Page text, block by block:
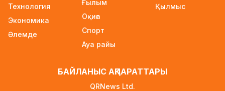
2 күн бұрын
Ауылға көшетін IT-мамандар мен
архивистерге 10,8 млн теңгеге дейін тұрғын
үй несиесі берілуі мүмкін
Футболдан Қазақстан құрамасына жаңа бас
Технология
Экономика
Әлемде
Ғылым
Оқиға
Спорт
Ауа райы
Қылмыс
БАЙЛАНЫС АҚПАРАТТАРЫ
QRNews Ltd.